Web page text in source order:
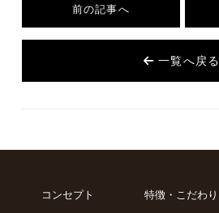
前の記事へ
一覧へ戻る
コンセプト 特徴・こだわり